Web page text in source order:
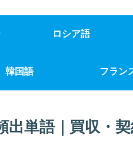
ロシア語
韓国語 フラン
出単語｜買収・